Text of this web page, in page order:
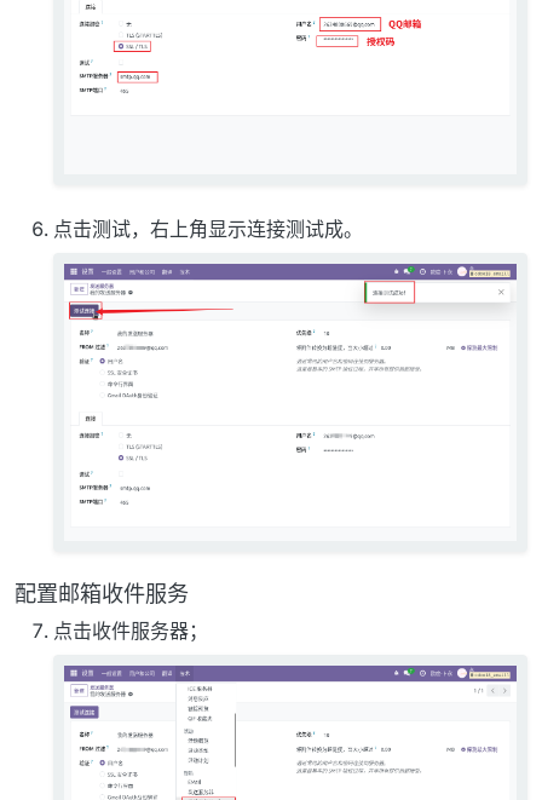
点击测试，右上角显示连接测试成。
配置邮箱收件服务
点击收件服务器；